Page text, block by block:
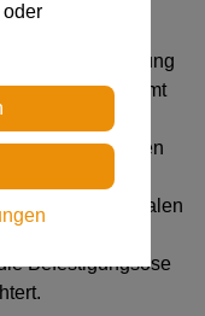
für die Verwendung
bestimmt
Das
neben
kann die
am ventralen
und dem
Befestigungsöse